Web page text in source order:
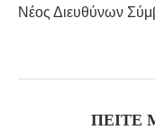
Νέος Διευθύνων
ΠΕΊΤΕ